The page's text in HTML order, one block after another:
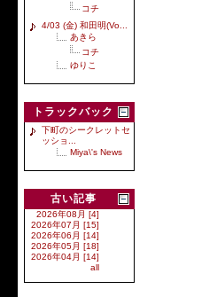
コチ
4/03 (金) 和田明(Vo...
あきら
コチ
ゆりこ
トラックバック
下町のシークレットセ
ッショ...
Miya\'s News
古い記事
2026年08月 [4]
2026年07月 [15]
2026年06月 [14]
2026年05月 [18]
2026年04月 [14]
all